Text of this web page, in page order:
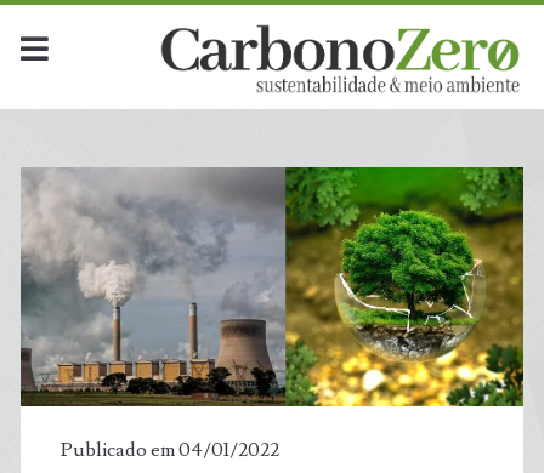
Publicado em 04/01/2022